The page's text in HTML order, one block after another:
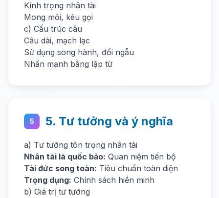
Kính trọng nhân tài
Mong mỏi, kêu gọi
c) Cấu trúc câu
Câu dài, mạch lạc
Sử dụng song hành, đối ngẫu
Nhấn mạnh bằng lặp từ
5 5. Tư tưởng và ý nghĩa
a) Tư tưởng tôn trọng nhân tài
Nhân tài là quốc bảo: Quan niệm tiến bộ
Tài đức song toàn: Tiêu chuẩn toàn diện
Trọng dụng: Chính sách hiền minh
b) Giá trị tư tưởng